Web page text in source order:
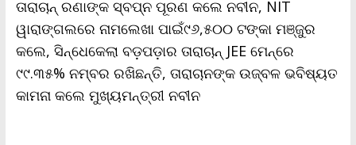
e
d
l
y
ତାରାଚାନ୍‌ ରଣାଙ୍କ ସ୍ବପ୍ନ ପୂରଣ କଲେ ନବୀନ, NIT
ୱାରାଙ୍ଗଲରେ ନାମଲେଖା ପାଇଁ୯୬,୫୦୦ ଟଙ୍କା ମଞ୍ଜୁର
କଲେ, ସିନ୍ଧେକେଲା ବଡ଼ପଡ଼ାର ତାରାଚାନ୍‌ JEE ମେନ୍‌ରେ
୯୯.୩୫% ନମ୍ବର ରଖିଛନ୍ତି, ତାରାଚାନଙ୍କ ଉଜ୍ବଳ ଭବିଷ୍ୟତ
କାମନା କଲେ ମୁଖ୍ୟମନ୍ତ୍ରୀ ନବୀନ